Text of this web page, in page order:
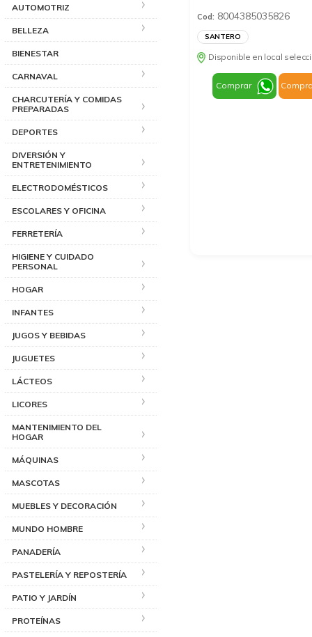
AUTOMOTRIZ
BELLEZA
BIENESTAR
CARNAVAL
CHARCUTERÍA Y COMIDAS
PREPARADAS
DEPORTES
DIVERSIÓN Y
ENTRETENIMIENTO
ELECTRODOMÉSTICOS
ESCOLARES Y OFICINA
FERRETERÍA
HIGIENE Y CUIDADO
PERSONAL
HOGAR
INFANTES
JUGOS Y BEBIDAS
JUGUETES
LÁCTEOS
LICORES
MANTENIMIENTO DEL
HOGAR
MÁQUINAS
MASCOTAS
MUEBLES Y DECORACIÓN
MUNDO HOMBRE
PANADERÍA
PASTELERÍA Y REPOSTERÍA
PATIO Y JARDÍN
PROTEÍNAS
Cod: 8004385035826
SANTERO
Disponible en local
Comprar